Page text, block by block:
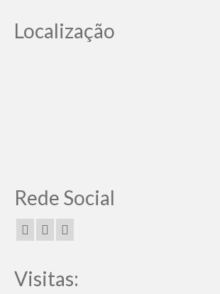
Localização
Rede Social
Visitas: